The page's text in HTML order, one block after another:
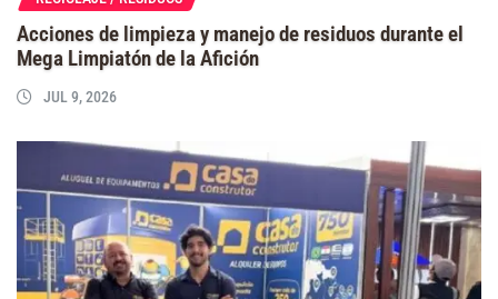
Acciones de limpieza y manejo de residuos durante el
Mega Limpiatón de la Afición
JUL 9, 2026